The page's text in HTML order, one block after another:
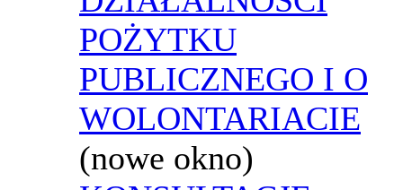
POŻYTKU
PUBLICZNEGO I O
WOLONTARIACIE
(nowe okno)